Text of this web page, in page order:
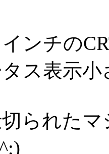
ンチの
ス表示
られた